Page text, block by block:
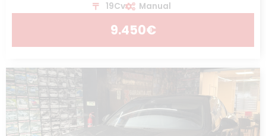
19Cv
Manual
9.450€